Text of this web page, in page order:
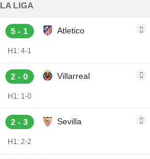
LA LIGA
5 - 1 Atletico
H1: 4-1
2 - 0 Villarreal
H1: 1-0
2 - 3 Sevilla
H1: 2-2